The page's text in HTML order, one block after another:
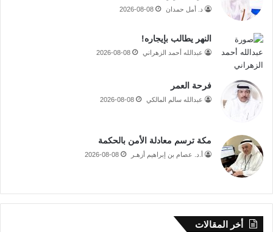
د. أمل حمدان 2026-08-08
النهر يطالب بإيجاره!
عبدالله أحمد الزهراني 2026-08-08
فرحة العمر
عبدالله سالم المالكي 2026-08-08
مكة ترسم معادلة الأمن بالحكمة
أ.د. عصام بن إبراهيم أزهـر 2026-08-08
أخر المقالات